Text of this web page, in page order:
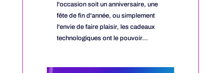
l'occasion soit un anniversaire, une
fête de fin d'année, ou simplement
l'envie de faire plaisir, les cadeaux
technologiques ont le pouvoir...